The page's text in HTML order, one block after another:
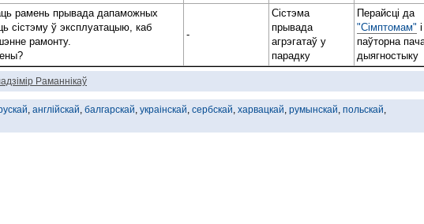
рамень прывада дапаможных
сістэму ў эксплуатацыю, каб
рамонту.
-
Сістэма
прывада
агрэгатаў у
парадку
Перайсці да
"Сімптомам" і
паўторна
дыягностыку
Раманнікаў
, англійскай, балгарскай, украінскай, сербскай, харвацкай, румынскай, польскай,